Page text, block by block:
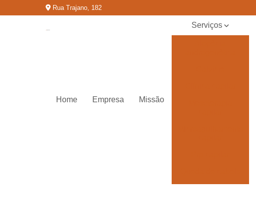
Rua Trajano, 182
Home Empresa Missão
Serviços